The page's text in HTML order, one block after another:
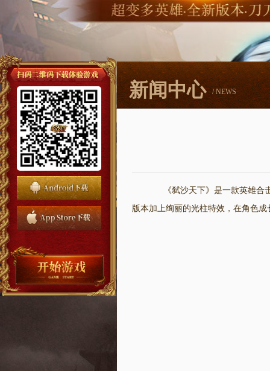
新闻中心 / NEWS
《弑沙天下》是一款英雄合击
版本加上绚丽的光柱特效，在角色